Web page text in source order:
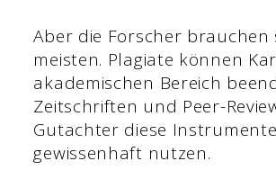
Aber die Forscher brauchen
meisten. Plagiate können
akademischen Bereich
Zeitschriften und Peer-
Gutachter diese Instrumente
gewissenhaft nutzen.